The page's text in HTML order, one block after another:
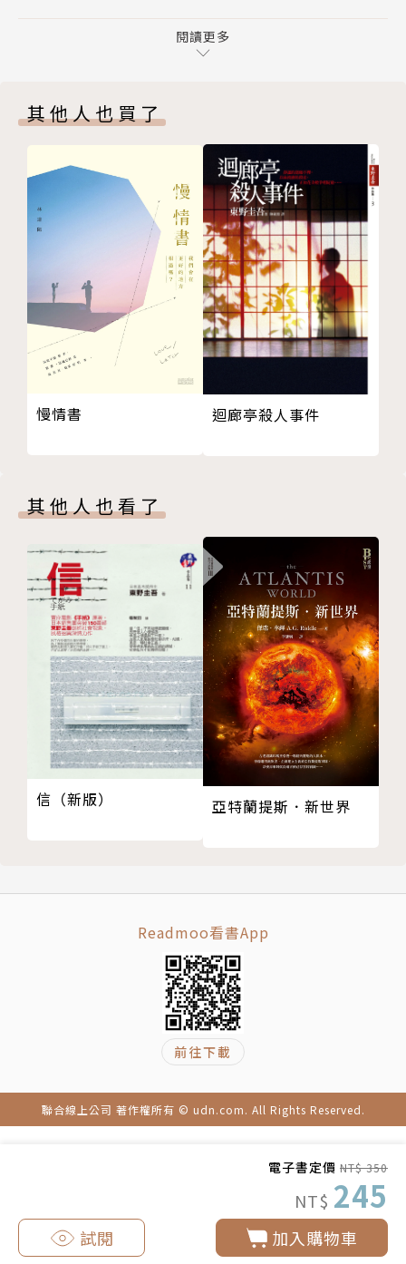
電子書定價 NT$ 350
NT$ 245
加入購物車
試閱
「你如果有感情，那為什麼不能和我待在一起？為什麼
人，要怎麼和你一輩子待在一起？你不會明白的。」
我們這些偽娘，總是在提心吊膽地等待這樣的事情到底
什麼時候會發生——買來陪伴自己的「丈夫」何時會告
訴自己要離開了、想娶老婆了。
我們知道自己總有一天會被人一腳踢開，然後不論死活
作者簡介
努努伊・茵瓦 Nu Nu Yi (Innwa)
緬甸小說家，畢業於緬甸曼德勒大學，現為專職作家。
努努伊善於描繪軍政府統治下的底層人民生活，揭發社
（Mya Sein Pyar Kamayut）於1993 年獲得緬甸國家
文學獎（Myanmar National Literature Award）。
1994年出版的《神婆的歡喜生活》於2007年被翻譯成
英文並入圍第一屆曼氏亞洲文學獎（Man Asian Litera
ry Prize）。
譯者簡介
罕麗姝
緬甸華人，臺灣大學中文所碩士，研究沈從文。留台時
期，曾參與2018年「赤道二三五‧東南亞文學論壇」
１－惡靈祭品
３－我是小老虎
４－請撒點錢吧
譯後記
閱讀更多
其他人也買了
慢情書 迴廊亭殺人事件
其他人也看了
信（新版） 亞特蘭提斯．新世界
Readmoo看書App
前往下載
聯合線上公司 著作權所有 © udn.com. All Rights Reserved.